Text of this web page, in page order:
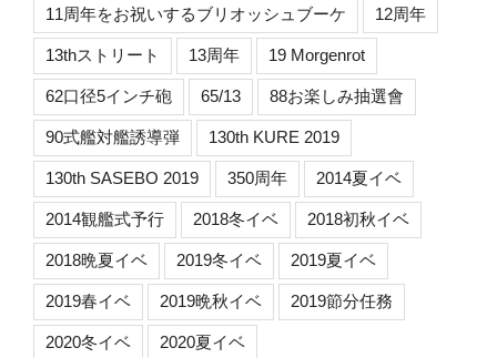
11周年をお祝いするブリオッシュブーケ 12周年
13thストリート 13周年 19 Morgenrot
62口径5インチ砲 65/13 88お楽しみ抽選會
90式艦対艦誘導弾 130th KURE 2019
130th SASEBO 2019 350周年 2014夏イベ
2014観艦式予行 2018冬イベ 2018初秋イベ
2018晩夏イベ 2019冬イベ 2019夏イベ
2019春イベ 2019晩秋イベ 2019節分任務
2020冬イベ 2020夏イベ